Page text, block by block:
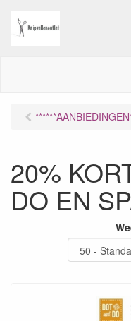
20%
DO EN